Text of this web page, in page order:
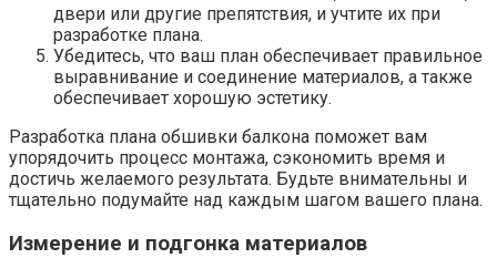
двери или другие препятствия, и учтите их при
разработке плана.​
Убедитесь, что ваш план обеспечивает правильное
выравнивание и соединение материалов, а также
обеспечивает хорошую эстетику.​
Разработка плана обшивки балкона поможет вам
упорядочить процесс монтажа, сэкономить время и
достичь желаемого результата. Будьте внимательны и
тщательно подумайте над каждым шагом вашего плана.​
Измерение и подгонка материалов